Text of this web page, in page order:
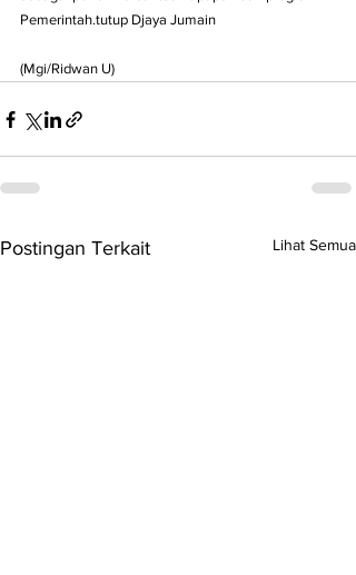
Pemerintah.tutup Djaya Jumain
(Mgi/Ridwan U)
Postingan Terkait Lihat Semua